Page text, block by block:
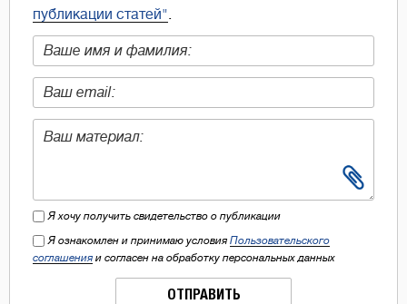
публикации статей".
Я хочу получить свидетельство о публикации
Я ознакомлен и принимаю условия Пользовательского
соглашения и согласен на обработку персональных данных
ОТПРАВИТЬ